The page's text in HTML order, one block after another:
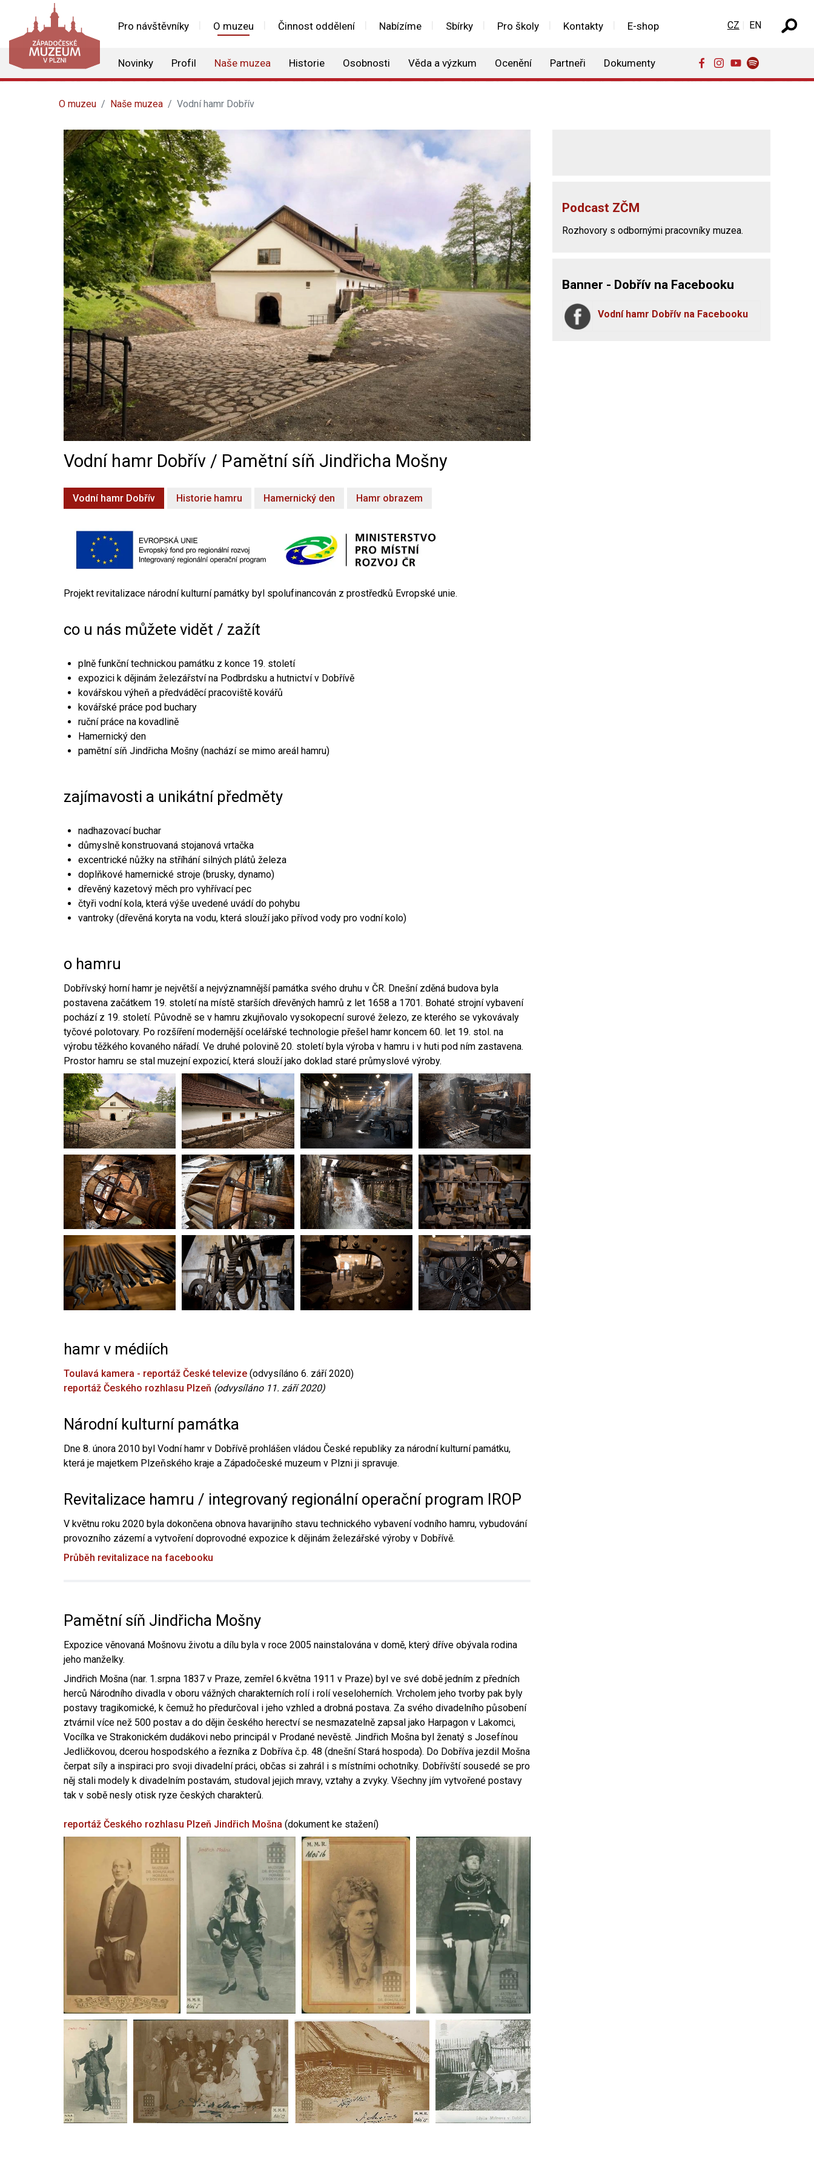
Pro návštěvníky O muzeu Činnost oddělení Nabízíme Sbírky Pro školy Kontakty E-shop
Novinky Profil Naše muzea Historie Osobnosti Věda a výzkum Ocenění Partneři Dokumenty
Zvolte jazyk
CZ EN
O muzeu Naše muzea Vodní hamr Dobřív
Vodní hamr Dobřív / Pamětní síň Jindřicha Mošny
Vodní hamr Dobřív Historie hamru Hamernický den Hamr obrazem
Projekt revitalizace národní kulturní památky byl spolufinancován z prostředků Evropské unie.
co u nás můžete vidět / zažít
plně funkční technickou památku z konce 19. století
expozici k dějinám železářství na Podbrdsku a hutnictví v Dobřívě
kovářskou výheň a předváděcí pracoviště kovářů
kovářské práce pod buchary
ruční práce na kovadlině
Hamernický den
pamětní síň Jindřicha Mošny (nachází se mimo areál hamru)
zajímavosti a unikátní předměty
nadhazovací buchar
důmyslně konstruovaná stojanová vrtačka
excentrické nůžky na stříhání silných plátů železa
doplňkové hamernické stroje (brusky, dynamo)
dřevěný kazetový měch pro vyhřívací pec
čtyři vodní kola, která výše uvedené uvádí do pohybu
vantroky (dřevěná koryta na vodu, která slouží jako přívod vody pro vodní kolo)
o hamru
Dobřívský horní hamr je největší a nejvýznamnější památka svého druhu v ČR. Dnešní zděná budova byla
postavena začátkem 19. století na místě starších dřevěných hamrů z let 1658 a 1701. Bohaté strojní vybavení
pochází z 19. století. Původně se v hamru zkujňovalo vysokopecní surové železo, ze kterého se vykovávaly
tyčové polotovary. Po rozšíření modernější ocelářské technologie přešel hamr koncem 60. let 19. stol. na
výrobu těžkého kovaného nářadí. Ve druhé polovině 20. století byla výroba v hamru i v huti pod ním zastavena.
Prostor hamru se stal muzejní expozicí, která slouží jako doklad staré průmyslové výroby.
hamr v médiích
Toulavá kamera - reportáž České televize (odvysíláno 6. září 2020)
reportáž Českého rozhlasu Plzeň (odvysíláno 11. září 2020)
Národní kulturní památka
Dne 8. února 2010 byl Vodní hamr v Dobřívě prohlášen vládou České republiky za národní kulturní památku,
která je majetkem Plzeňského kraje a Západočeské muzeum v Plzni ji spravuje.
Revitalizace hamru / integrovaný regionální operační program IROP
V květnu roku 2020 byla dokončena obnova havarijního stavu technického vybavení vodního hamru, vybudování
provozního zázemí a vytvoření doprovodné expozice k dějinám železářské výroby v Dobřívě.
Průběh revitalizace na facebooku
Pamětní síň Jindřicha Mošny
Expozice věnovaná Mošnovu životu a dílu byla v roce 2005 nainstalována v domě, který dříve obývala rodina
jeho manželky.
Jindřich Mošna (nar. 1.srpna 1837 v Praze, zemřel 6.května 1911 v Praze) byl ve své době jedním z předních
herců Národního divadla v oboru vážných charakterních rolí i rolí veseloherních. Vrcholem jeho tvorby pak byly
postavy tragikomické, k čemuž ho předurčoval i jeho vzhled a drobná postava. Za svého divadelního působení
ztvárnil více než 500 postav a do dějin českého herectví se nesmazatelně zapsal jako Harpagon v Lakomci,
Vocílka ve Strakonickém dudákovi nebo principál v Prodané nevěstě. Jindřich Mošna byl ženatý s Josefínou
Jedličkovou, dcerou hospodského a řezníka z Dobříva č.p. 48 (dnešní Stará hospoda). Do Dobříva jezdil Mošna
čerpat síly a inspiraci pro svoji divadelní práci, občas si zahrál i s místními ochotníky. Dobřívští sousedé se pro
něj stali modely k divadelním postavám, studoval jejich mravy, vztahy a zvyky. Všechny jím vytvořené postavy
tak v sobě nesly otisk ryze českých charakterů.
reportáž Českého rozhlasu Plzeň Jindřich Mošna (dokument ke stažení)
Podcast ZČM
Rozhovory s odbornými pracovníky muzea.
Banner - Dobřív na Facebooku
Vodní hamr Dobřív na Facebooku